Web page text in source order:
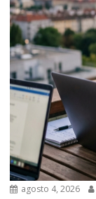
agosto 4, 2026